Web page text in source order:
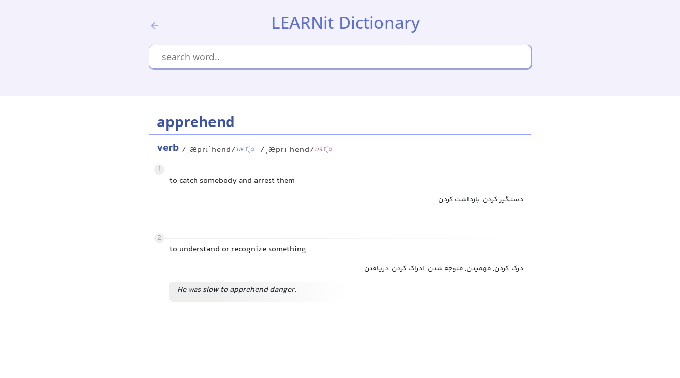
LEARNit Dictionary
apprehend
verb /ˌæprɪˈhend/UK /ˌæprɪˈhend/US
1
to catch somebody and arrest them
دستگیر کردن, بازداشت کردن
2
to understand or recognize something
درک کردن, فهمیدن, متوجه شدن, ادراک کردن, دریافتن
He was slow to apprehend danger.